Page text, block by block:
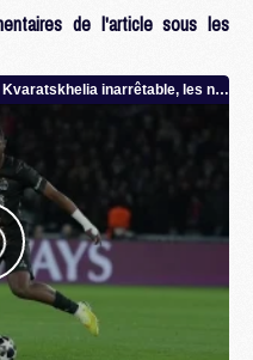
de l'article sous les